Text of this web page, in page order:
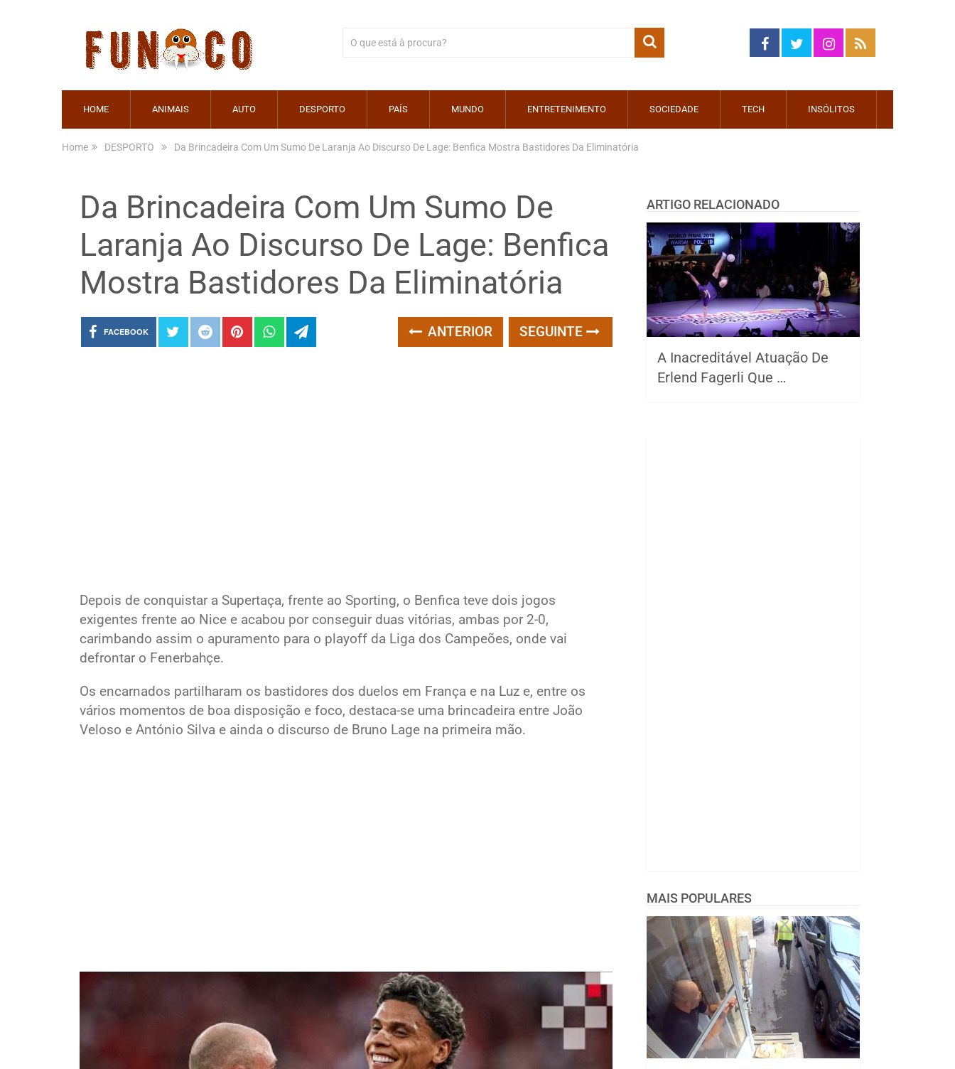
HOME ANIMAIS AUTO DESPORTO PAÍS MUNDO ENTRETENIMENTO SOCIEDADE TECH INSÓLITOS
Home DESPORTO Da Brincadeira Com Um Sumo De Laranja Ao Discurso De Lage: Benfica Mostra Bastidores Da Eliminatória
Da Brincadeira Com Um Sumo De
Laranja Ao Discurso De Lage: Benfica
Mostra Bastidores Da Eliminatória
FACEBOOK ANTERIOR SEGUINTE
Depois de conquistar a Supertaça, frente ao Sporting, o Benfica teve dois jogos
exigentes frente ao Nice e acabou por conseguir duas vitórias, ambas por 2-0,
carimbando assim o apuramento para o playoff da Liga dos Campeões, onde vai
defrontar o Fenerbahçe.
Os encarnados partilharam os bastidores dos duelos em França e na Luz e, entre os
vários momentos de boa disposição e foco, destaca-se uma brincadeira entre João
Veloso e António Silva e ainda o discurso de Bruno Lage na primeira mão.
ARTIGO RELACIONADO
A Inacreditável Atuação De
Erlend Fagerli Que …
MAIS POPULARES